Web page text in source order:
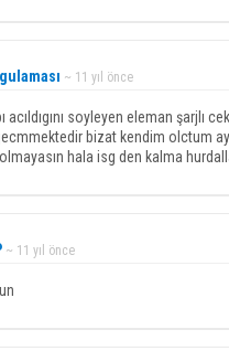
~ 11 yıl önce
acıldıgını soyleyen eleman şarjlı
bizat kendim olctum
olmayasın hala isg den kalma
~ 11 yıl önce